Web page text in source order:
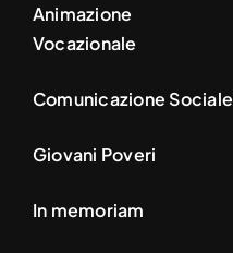
Animazione
Vocazionale
Comunicazione Sociale
Giovani Poveri
In memoriam